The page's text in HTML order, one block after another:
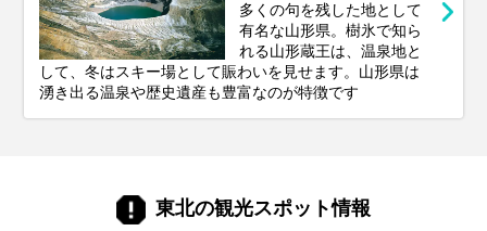
多くの句を残した地として
有名な山形県。樹氷で知ら
れる山形蔵王は、温泉地と
して、冬はスキー場として賑わいを見せます。山形県は
湧き出る温泉や歴史遺産も豊富なのが特徴です
東北の観光スポット情報